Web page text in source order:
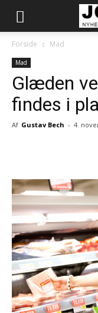
Forside Mad
Mad
Glæden
findes i
Af Gustav Bech - 4.